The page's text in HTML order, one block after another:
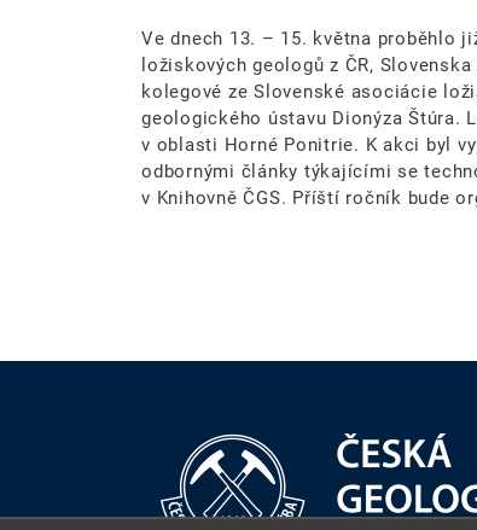
Ve dnech 13. – 15. května proběhlo
ložiskových geologů z ČR,
kolegové ze Slovenské asociácie
geologického ústavu Dionýza Štúra.
v oblasti Horné Ponitrie. K akci byl
odbornými články týkajícími se
v Knihovně ČGS. Příští ročník bude